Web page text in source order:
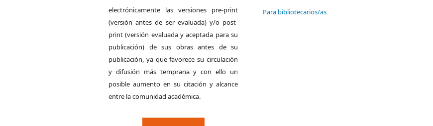
electrónicamente las versiones pre-print
(versión antes de ser evaluada) y/o post-
print (versión evaluada y aceptada para su
publicación) de sus obras antes de su
publicación, ya que favorece su circulación
y difusión más temprana y con ello un
posible aumento en su citación y alcance
entre la comunidad académica.
Para bibliotecarios/as